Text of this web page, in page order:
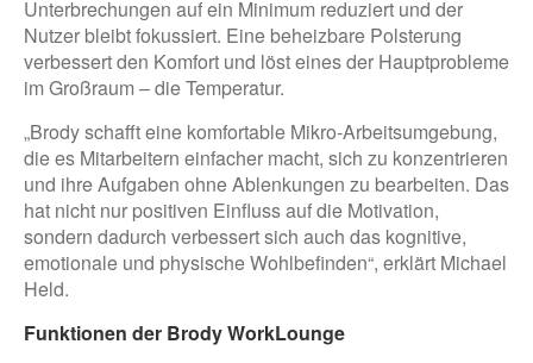
Unterbrechungen auf ein Minimum reduziert und der
Nutzer bleibt fokussiert. Eine beheizbare Polsterung
verbessert den Komfort und löst eines der Hauptprobleme
im Großraum – die Temperatur.
„Brody schafft eine komfortable Mikro-Arbeitsumgebung,
die es Mitarbeitern einfacher macht, sich zu konzentrieren
und ihre Aufgaben ohne Ablenkungen zu bearbeiten. Das
hat nicht nur positiven Einfluss auf die Motivation,
sondern dadurch verbessert sich auch das kognitive,
emotionale und physische Wohlbefinden“, erklärt Michael
Held.
Funktionen der Brody WorkLounge